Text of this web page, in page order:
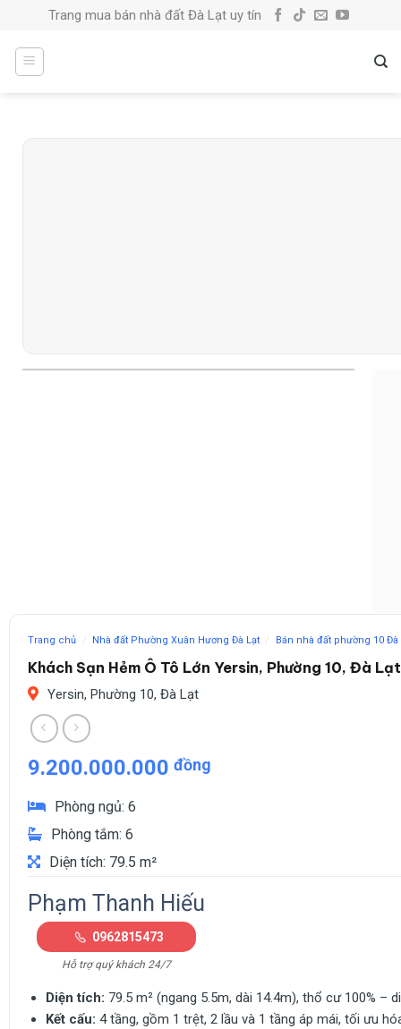
content
Trang mua bán nhà đất Đà Lạt uy tín
Trang chủ / Nhà đất Phường Xuân Hương Đà Lạt / Bán nhà đất phường 10 Đà
Khách Sạn Hẻm Ô Tô Lớn Yersin, Phường 10, Đà
Yersin, Phường 10, Đà Lạt
9.200.000.000 đồng
Phòng ngủ: 6
Phòng tắm: 6
Diện tích: 79.5 m²
Phạm Thanh Hiếu
0962815473
Hỗ trợ quý khách 24/7
Diện tích: 79.5 m² (ngang 5.5m, dài 14.4m), thổ cư 100%
Kết cấu: 4 tầng, gồm 1 trệt, 2 lầu và 1 tầng áp mái, tối ưu